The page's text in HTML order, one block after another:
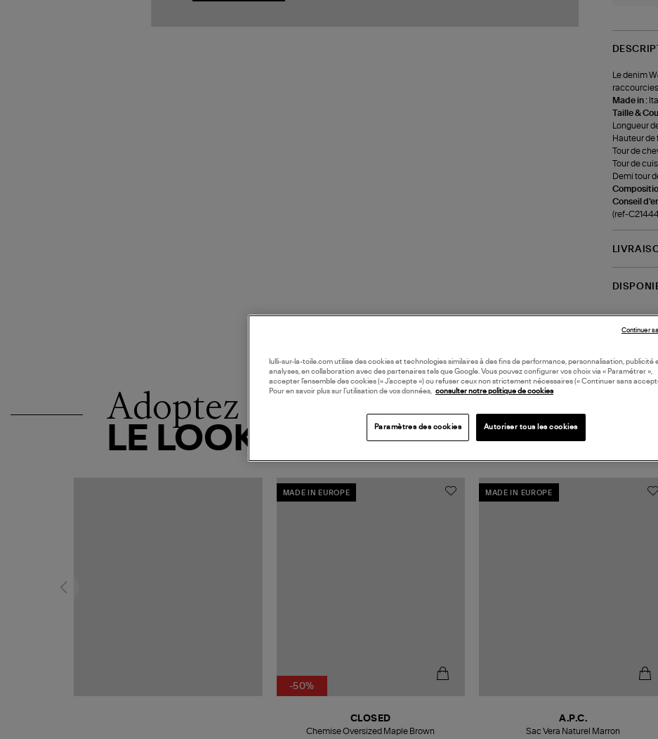
Le denim
Made in :
Taille &
Longueur
Hauteur de
Tour de
Tour de
Demi tour
Conseil
(ref-
Adoptez
LE LOOK
MADE IN EUROPE
-50%
CLOSED
Chemise Oversized Maple Brown
MADE IN EUROPE
A.P.C.
Sac Vera Naturel Marron
lulli-sur-la-toile.com utilise des cookies et technologies similaires à des fins de performance, personnalisation, publicité
analyses, en collaboration avec des partenaires tels que Google. Vous pouvez configurer vos choix via « Paramétrer »,
accepter l’ensemble des cookies (« J’accepte ») ou refuser ceux non strictement nécessaires (« Continuer sans
Pour en savoir plus sur l’utilisation de vos données, consulter notre politique de cookies
Paramètres des cookies Autoriser tous les cookies
Continuer